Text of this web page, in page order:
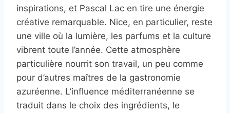
inspirations, et Pascal Lac en tire une énergie
créative remarquable. Nice, en particulier, reste
une ville où la lumière, les parfums et la culture
vibrent toute l’année. Cette atmosphère
particulière nourrit son travail, un peu comme
pour d’autres maîtres de la gastronomie
azuréenne. L’influence méditerranéenne se
traduit dans le choix des ingrédients, le